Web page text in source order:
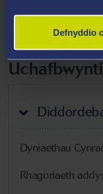
Defnyddio
Addysg
Dyniaethau
Rhagoriaeth